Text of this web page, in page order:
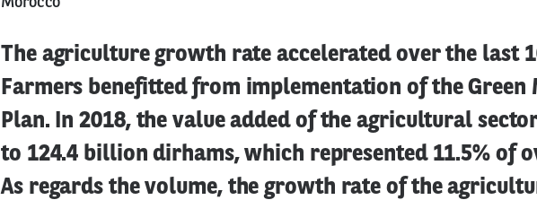
The agriculture growth rate accelerated over the last
Farmers benefitted from implementation of the Green
Plan. In 2018, the value added of the agricultural
to 124.4 billion dirhams, which represented 11.5% of
As regards the volume, the growth rate of the